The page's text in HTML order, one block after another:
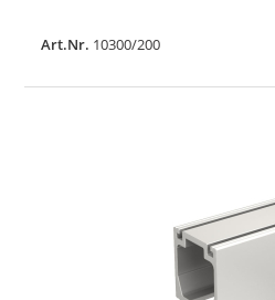
Art.Nr. 10300/200